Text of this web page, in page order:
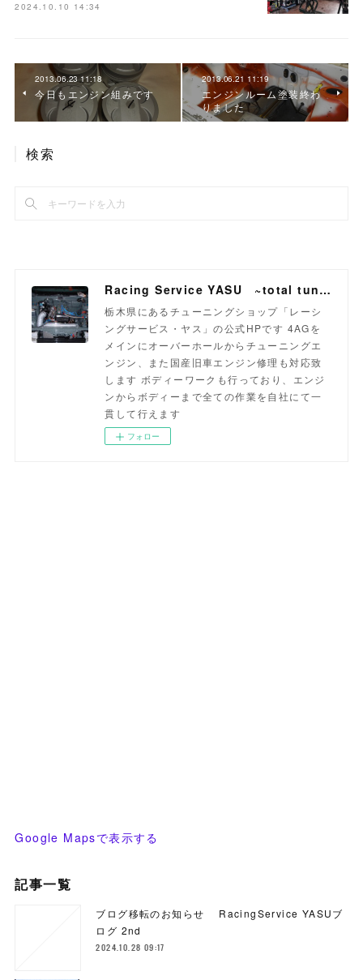
2024.10.10 14:34
2013.06.23 11:18
今日もエンジン組みです
2013.06.21 11:19
エンジンルーム塗装終わ
りました
検索
Racing Service YASU ~total tuning proshop~
栃木県にあるチューニングショップ「レーシ
ングサービス・ヤス」の公式HPです 4AGを
メインにオーバーホールからチューニングエ
ンジン、また国産旧車エンジン修理も対応致
します ボディーワークも行っており、エンジ
ンからボディーまで全ての作業を自社にて一
貫して行えます
フォロー
Google Mapsで表示する
記事一覧
ブログ移転のお知らせ RacingService YASUブ
ログ 2nd
2024.10.28 09:17